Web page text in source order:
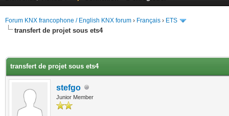
Forum KNX francophone / English KNX forum › Français › ETS
transfert de projet sous ets4
transfert de projet sous ets4
stefgo
Junior Member